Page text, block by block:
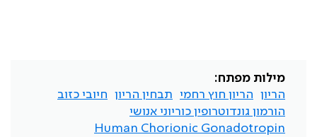
מילות מפתח:
הריון
הריון חוץ רחמי תבחין הריון
חיובי כזוב
הורמון גונדוטרופין כוריוני אנושי
Human Chorionic Gonadotropin